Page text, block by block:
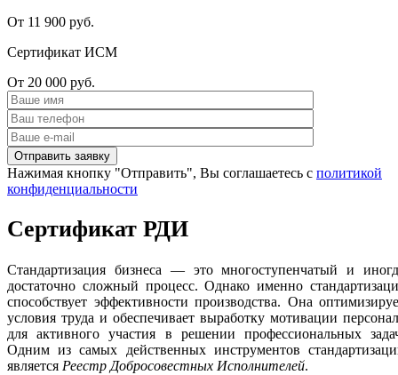
От 11 900 руб.
Сертификат ИСМ
От 20 000 руб.
Нажимая кнопку "Отправить", Вы соглашаетесь с политикой
конфиденциальности
Сертификат РДИ
Стандартизация бизнеса — это многоступенчатый и
достаточно сложный процесс. Однако именно
способствует эффективности производства. Она
условия труда и обеспечивает выработку мотивации
для активного участия в решении профессиональных
Одним из самых действенных инструментов
является Реестр Добросовестных Исполнителей.